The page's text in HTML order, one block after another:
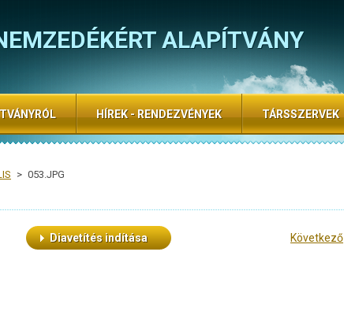
ALAPÍTVÁNY
> 053.JPG
Diavetítés indítása Következő
HÍREK - RENDEZVÉNYEK TÁRSSZERVEK